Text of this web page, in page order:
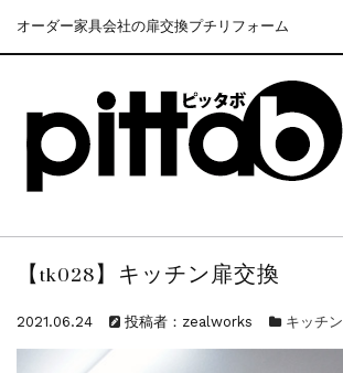
オーダー家具会社の扉交換プチリフォーム
【tk028】キッチン扉交換
2021.06.24 投稿者：zealworks キッチン